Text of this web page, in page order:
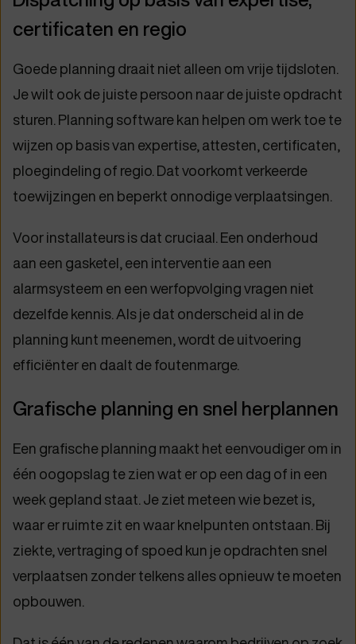
certificaten en regio
Goede planning draait niet alleen om vrije tijdsloten.
Je wilt ook de juiste persoon naar de juiste opdracht
sturen. Planning software kan helpen om werk toe te
wijzen op basis van expertise, attesten, certificaten,
ploegindeling of regio. Dat voorkomt verkeerde
toewijzingen en beperkt onnodige verplaatsingen.
Voor installateurs is dat cruciaal. Een onderhoud
aan een gasketel, een interventie aan een
alarmsysteem en een werfopvolging vragen niet
dezelfde kennis. Als je dat onderscheid al in de
planning kunt meenemen, wordt de uitvoering
efficiënter en daalt de foutenmarge.
Grafische planning en snel herplannen
Een grafische planning maakt het eenvoudiger om in
één oogopslag te zien wat er op een dag of in een
week gepland staat. Je ziet meteen wie bezet is,
waar er ruimte zit en waar knelpunten ontstaan. Bij
ziekte, vertraging of spoed kun je opdrachten snel
verplaatsen zonder telkens alles opnieuw te moeten
opbouwen.